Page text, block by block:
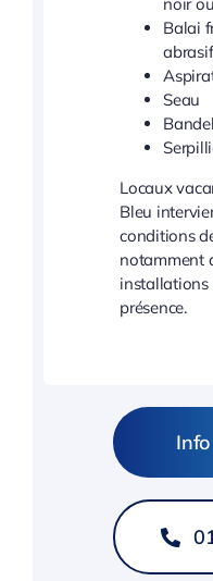
Balai
Seau
Locaux
Bleu
conditions
notamment
installations
présence.